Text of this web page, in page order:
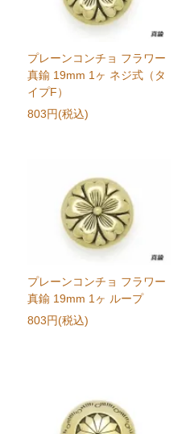
プレーンコンチョ フラワー
真鍮 19mm 1ヶ ネジ式（タ
イプF）
803円(税込)
プレーンコンチョ フラワー
真鍮 19mm 1ヶ ループ
803円(税込)